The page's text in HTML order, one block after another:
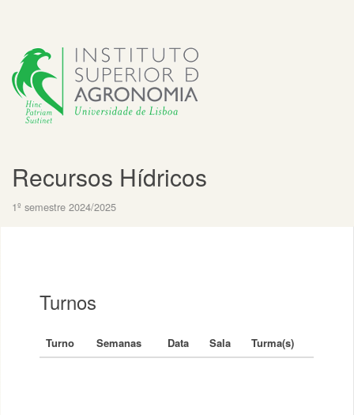
Recursos Hídricos
1º semestre 2024/2025
Turnos
Turno Semanas Data Sala Turma(s)